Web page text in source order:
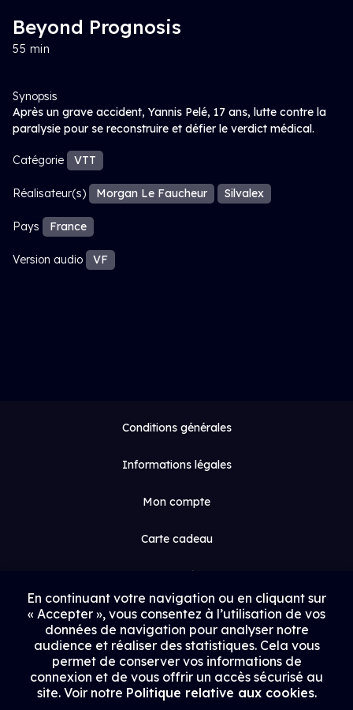
Beyond Prognosis
55 min
Synopsis
Après un grave accident, Yannis Pelé, 17 ans, lutte contre la
paralysie pour se reconstruire et défier le verdict médical.
Catégorie VTT
Réalisateur(s) Morgan Le Faucheur Silvalex
Pays France
Version audio VF
Conditions générales
Informations légales
Mon compte
Carte cadeau
Espace médias
Contact
Proposer un film
Rejoindre Uptrack
En continuant votre navigation ou en cliquant sur
« Accepter », vous consentez à l’utilisation de vos
données de navigation pour analyser notre
audience et réaliser des statistiques. Cela vous
permet de conserver vos informations de
connexion et de vous offrir un accès sécurisé au
site. Voir notre Politique relative aux cookies.